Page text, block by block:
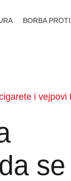
BORBA
i vejpovi
se